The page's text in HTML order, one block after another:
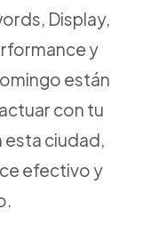
Display,
y
están
con tu
esta ciudad,
efectivo y